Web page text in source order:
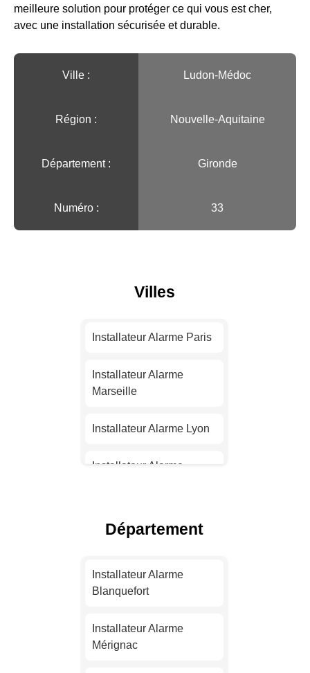
meilleure solution pour protéger ce qui vous est cher,
avec une installation sécurisée et durable.
Ville :️ Ludon-Médoc
Région :️ Nouvelle-Aquitaine
Département : Gironde
Numéro : 33
Villes
Installateur Alarme Paris
Installateur Alarme
Marseille
Installateur Alarme Lyon
Installateur Alarme
Installateur Alarme Nice
Nantes
Strasbourg
Département
Installateur Alarme
Blanquefort
Installateur Alarme
Mérignac